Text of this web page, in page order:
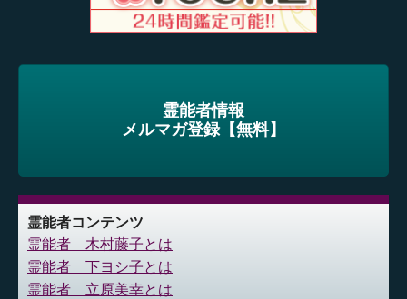
霊能者情報
メルマガ登録【無料】
霊能者コンテンツ
霊能者 木村藤子とは
霊能者 下ヨシ子とは
霊能者 立原美幸とは